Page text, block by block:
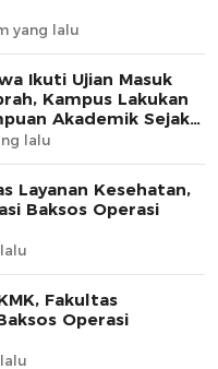
yang lalu
Ikuti Ujian Masuk
Kampus Lakukan
Akademik Sejak
lalu
Layanan Kesehatan,
Baksos Operasi
Fakultas
Operasi